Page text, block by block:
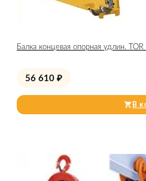
Балка концевая опорная удлин.
56 610 ₽
В